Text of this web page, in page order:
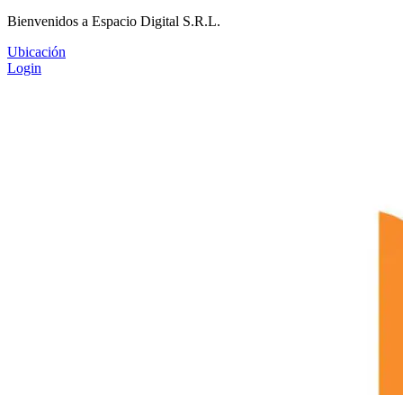
Bienvenidos a Espacio Digital S.R.L.
Ubicación
Login